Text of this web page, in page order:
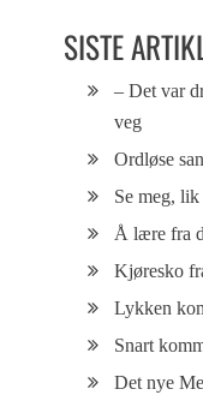
SISTE
– Det var
veg
Ordløse
Se meg,
Å lære fra
Kjøresko
Lykken
Snart
Det nye